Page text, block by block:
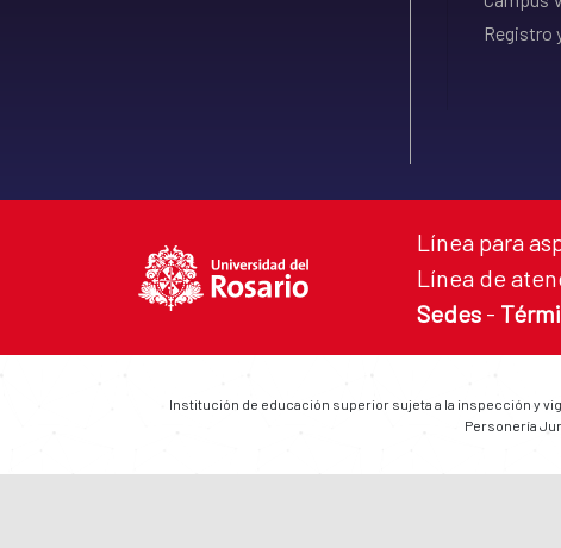
Registro
Línea para
Línea de
Sedes -
Institución de educación superior sujeta a la inspección y
Personería